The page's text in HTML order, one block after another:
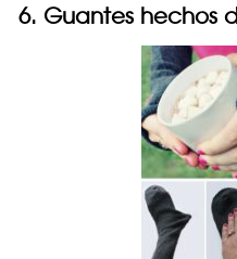
6. Guantes hechos